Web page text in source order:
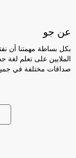
عن جو
بكل بساطة مهمتنا أن
الملايين على تعلم لغة
صداقات مختلفة في جميع